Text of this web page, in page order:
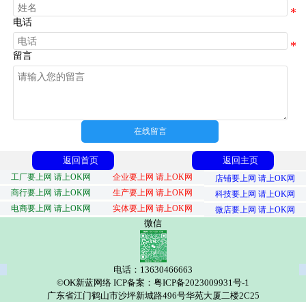
电话
留言
在线留言
返回首页 返回主页
工厂要上网 请上OK网 企业要上网 请上OK网
店铺要上网 请上OK网
商行要上网 请上OK网
生产要上网 请上OK网
科技要上网 请上OK网
电商要上网 请上OK网
实体要上网 请上OK网 微店要上网 请上OK网
微信
电话：13630466663
©OK新蓝网络 ICP备案：粤ICP备2023009931号-1
广东省江门鹤山市沙坪新城路496号华苑大厦二楼2C25